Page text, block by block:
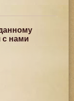
с нами